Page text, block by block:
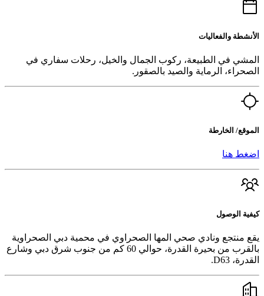
الأنشطة والفعاليات
المشي في الطبيعة، ركوب الجمال والخيل، رحلات سفاري في
الصحراء، الرماية والصيد بالصقور.
الموقع/ الخارطة
اضغط هنا
كيفية الوصول
يقع منتجع ونادي صحي المها الصحراوي في محمية دبي الصحراوية
بالقرب من بحيرة القدرة، حوالي 60 كم من جنوب شرق دبي وشارع
القدرة، D63.